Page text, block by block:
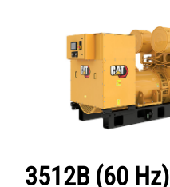
3512B (60 Hz)